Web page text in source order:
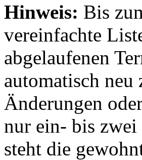
Hinweis: Bis
vereinfachte
abgelaufenen
automatisch neu
Änderungen
nur ein- bis
steht die